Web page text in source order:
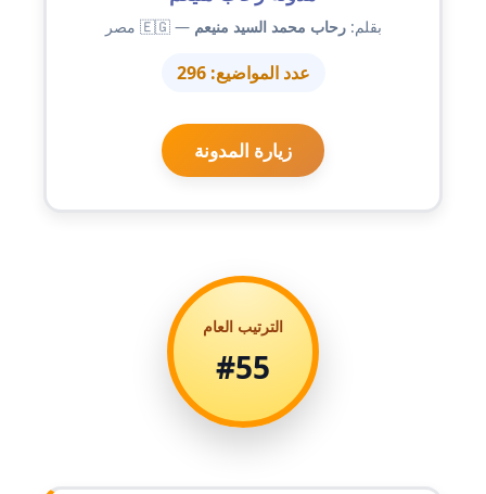
مدونة احمد الحسيني
عاملة
مدونة احمد زكريا
مدونة أحمد زيدان
مدونة احمد شقليط
عاملة
مدونة أحمد عبد الفتاح
بقلم:رحاب محمد السيد منيعم — 🇪🇬 مصر
عدد المواضيع:296
زيارة المدونة
الترتيب العام
#55